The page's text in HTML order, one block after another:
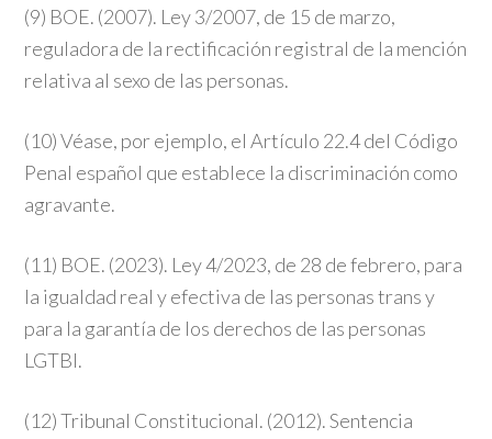
(9) BOE. (2007). Ley 3/2007, de 15 de marzo,
reguladora de la rectificación registral de la mención
relativa al sexo de las personas.
(10) Véase, por ejemplo, el Artículo 22.4 del Código
Penal español que establece la discriminación como
agravante.
(11) BOE. (2023). Ley 4/2023, de 28 de febrero, para
la igualdad real y efectiva de las personas trans y
para la garantía de los derechos de las personas
LGTBI.
(12) Tribunal Constitucional. (2012). Sentencia